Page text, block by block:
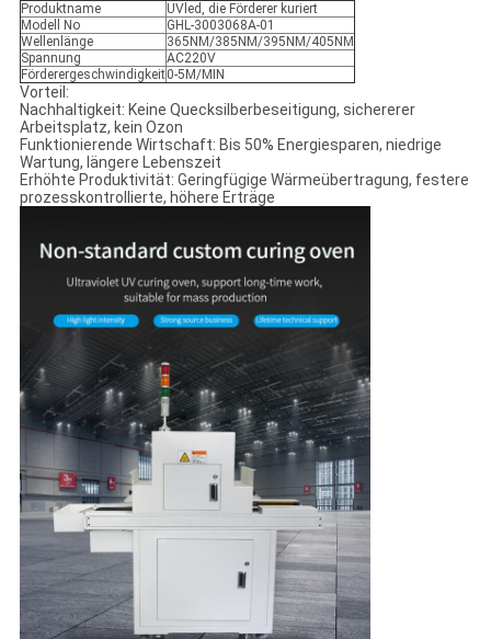
Produktname
UVled, die Förderer kuriert
Modell No
GHL-3003068A-01
Wellenlänge
365NM/385NM/395NM/405NM
Spannung
AC220V
Förderergeschwindigkeit0-5M/MIN
Vorteil:
Nachhaltigkeit: Keine Quecksilberbeseitigung, sichererer
Arbeitsplatz, kein Ozon
Funktionierende Wirtschaft: Bis 50% Energiesparen, niedrige
Wartung, längere Lebenszeit
Erhöhte Produktivität: Geringfügige Wärmeübertragung, festere
prozesskontrollierte, höhere Erträge